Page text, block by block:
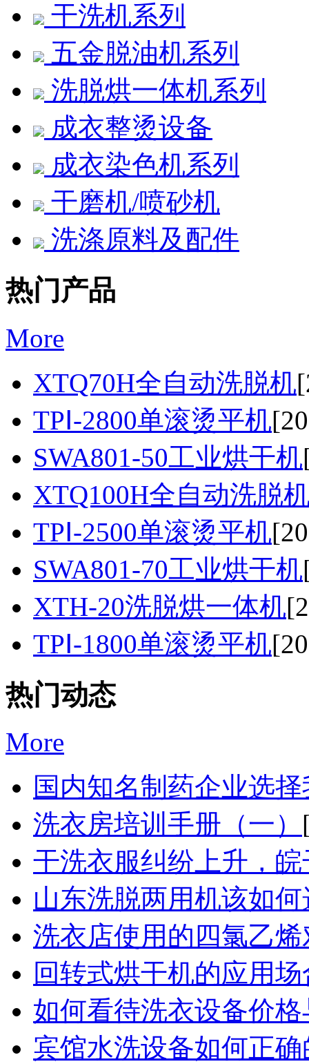
干洗机系列
五金脱油机系列
洗脱烘一体机系列
成衣整烫设备
成衣染色机系列
干磨机/喷砂机
洗涤原料及配件
热门产品
More
XTQ70H全自动洗脱机
TPⅠ-2800单滚烫平机
SWA801-50工业烘干机
XTQ100H全自动洗脱
TPⅠ-2500单滚烫平机
SWA801-70工业烘干机
XTH-20洗脱烘一体机
TPⅠ-1800单滚烫平机
热门动态
More
国内知名制药企业选择
洗衣房培训手册（一）
干洗衣服纠纷上升，皖
山东洗脱两用机该如何
洗衣店使用的四氯乙烯
回转式烘干机的应用场
如何看待洗衣设备价格
宾馆水洗设备如何正确